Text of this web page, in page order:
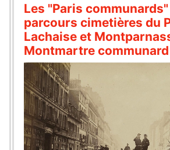
Les "Paris
parcours cimetières du
Lachaise et
Montmartre communard